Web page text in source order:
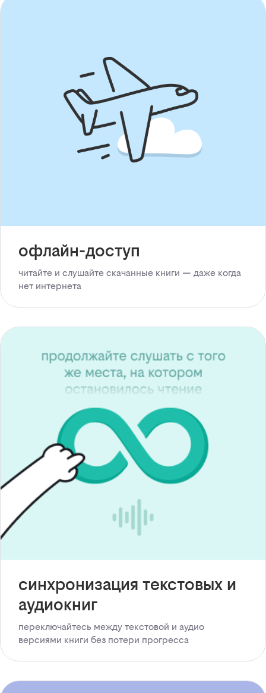
офлайн-доступ
читайте и слушайте скачанные книги — даже когда
нет интернета
синхронизация текстовых и
аудиокниг
переключайтесь между текстовой и аудио
версиями книги без потери прогресса